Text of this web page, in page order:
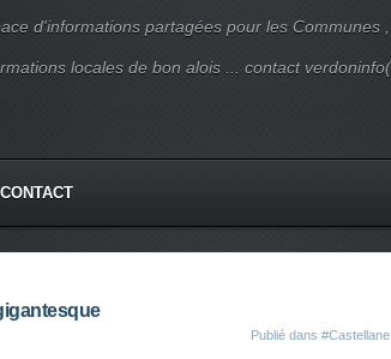
d'informations partagées pour les Communes
locales de bon alois ... contact
CONTACT
Publié dans #Castellane